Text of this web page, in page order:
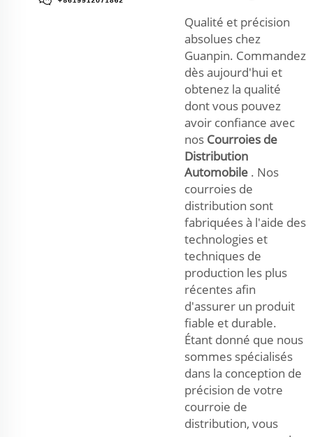
Qualité et précision
absolues chez
Guanpin. Commandez
dès aujourd'hui et
obtenez la qualité
dont vous pouvez
avoir confiance avec
nos Courroies de
Distribution
Automobile . Nos
courroies de
distribution sont
fabriquées à l'aide des
technologies et
techniques de
production les plus
récentes afin
d'assurer un produit
fiable et durable.
Étant donné que nous
sommes spécialisés
dans la conception de
précision de votre
courroie de
distribution, vous